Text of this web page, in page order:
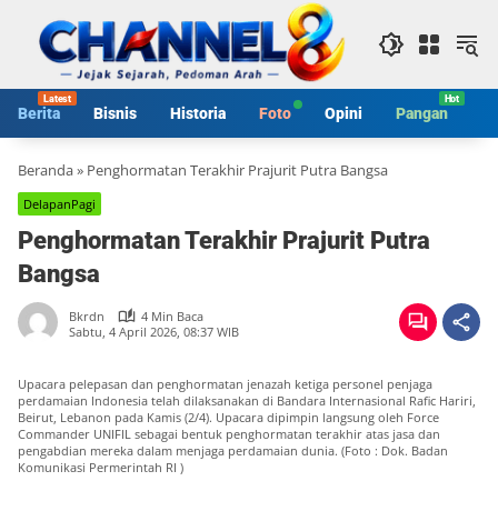
konten
Berita Bisnis Historia Foto Opini Pangan
Beranda» Penghormatan Terakhir Prajurit Putra Bangsa
DelapanPagi
Penghormatan Terakhir Prajurit Putra
Bangsa
Bkrdn
4 Min Baca
Sabtu, 4 April 2026, 08:37 WIB
Upacara pelepasan dan penghormatan jenazah ketiga personel penjaga
perdamaian Indonesia telah dilaksanakan di Bandara Internasional Rafic Hariri,
Beirut, Lebanon pada Kamis (2/4). Upacara dipimpin langsung oleh Force
Commander UNIFIL sebagai bentuk penghormatan terakhir atas jasa dan
pengabdian mereka dalam menjaga perdamaian dunia. (Foto : Dok. Badan
Komunikasi Permerintah RI )